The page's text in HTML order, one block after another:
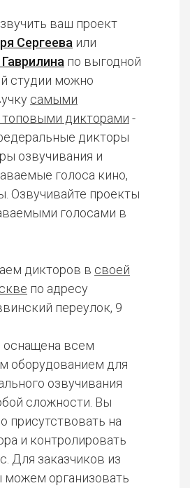
ваш проект
Сергеева или
по выгодной
студии можно
самыми
дикторами -
дикторы
озвучивания и
голоса кино,
Озвучивайте проекты
голосами в
дикторов в своей
по адресу
переулок, 9
оснащена всем
оборудованием для
озвучивания
сложности. Вы
присутствовать на
и контролировать
Для заказчиков из
можем организовать